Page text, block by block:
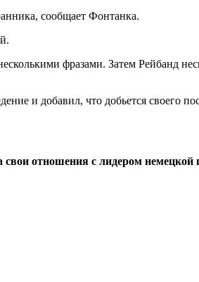
сообщает Фонтанка.
фразами. Затем Рейбанд
и добавил, что добьется своего
свои отношения с лидером